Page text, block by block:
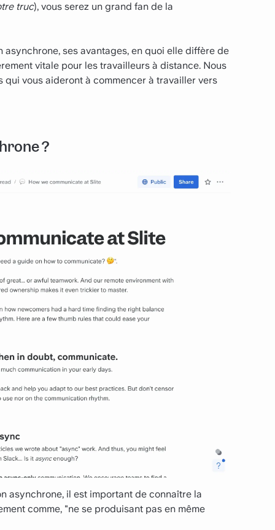
truc), vous serez un grand fan de la
ses avantages, en quoi elle diffère de
vitale pour les travailleurs à distance. Nous
vous aideront à commencer à travailler vers
?
asynchrone, il est important de connaître la
comme, "ne se produisant pas en même